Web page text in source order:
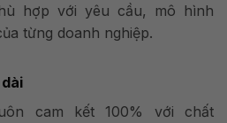
hợp với yêu cầu, mô hình
từng doanh nghiệp.
cam kết 100% với chất